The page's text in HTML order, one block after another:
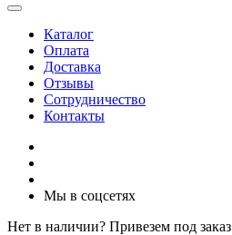
Каталог
Оплата
Доставка
Отзывы
Сотрудничество
Контакты
Мы в соцсетях
Нет в наличии? Привезем под заказ